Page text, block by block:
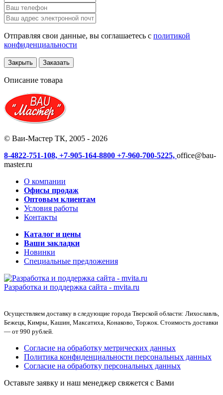
Отправляя свои данные, вы соглашаетесь с политикой
конфиденциальности
Закрыть Заказать
Описание товара
© Ваи-Мастер ТК, 2005 - 2026
8-4822-751-108, +7-905-164-8800 +7-960-700-5225, office@bau-
master.ru
О компании
Офисы продаж
Оптовым клиентам
Условия работы
Контакты
Каталог и цены
Ваши закладки
Новинки
Специальные предложения
Разработка и поддержка сайта - mvita.ru
Осуществляем доставку в следующие города Тверской области: Лихославль,
Бежецк, Кимры, Кашин, Максатиха, Конаково, Торжок. Стоимость доставки
— от 990 рублей.
Согласие на обработку метрических данных
Политика конфиденциальности персональных данных
Согласие на обработку персональных данных
Оставьте заявку и наш менеджер свяжется с Вами